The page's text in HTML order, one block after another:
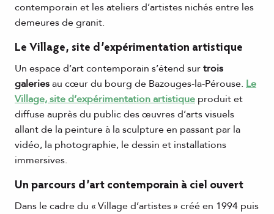
contemporain et les ateliers d’artistes nichés entre les
demeures de granit.
Le Village, site d’expérimentation artistique
Un espace d’art contemporain s’étend surtrois
galeriesau cœur du bourg de Bazouges-la-Pérouse. Le
Village, site d’expérimentation artistique produit et
diffuse auprès du public des œuvres d’arts visuels
allant de la peinture à la sculpture en passant par la
vidéo, la photographie, le dessin et installations
immersives.
Un parcours d’art contemporain à ciel ouvert
Dans le cadre du « Village d’artistes » créé en 1994 puis